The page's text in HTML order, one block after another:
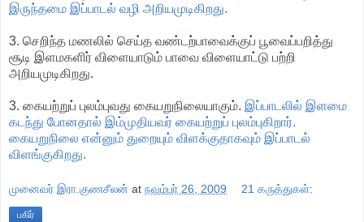
இருந்தமை இப்பாடல் வழி அறியமுடிகிறது.
3. செறிந்த மணலில் செய்த வண்டற்பாவைக்குப் பூவைப்பறித்து
சூடி இளமகளிர் விளையாடும் பாவை விளையாட்டு பற்றி
அறியமுடிகிறது.
3. கையற்றுப் புலம்புவது கையறுநிலையாகும். இப்பாடலில் இளமை
கடந்து போனதால் இம்முதியவர் கையற்றுப் புலம்புகிறார்.
கையறுநிலை என்னும் துறையும் விளக்குதாகவும் இப்பாடல்
விளங்குகிறது.
முனைவர் இரா.குணசீலன் at நவம்பர் 26, 2009 21 கருத்துகள்:
பகிர்